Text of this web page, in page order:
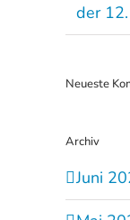
der
Neueste
Archiv
Juni